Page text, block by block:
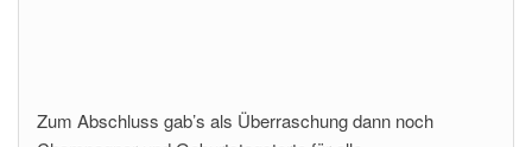
Zum Abschluss gab’s als Überraschung dann noch